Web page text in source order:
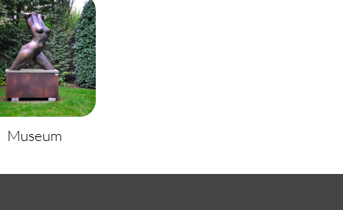
Museum